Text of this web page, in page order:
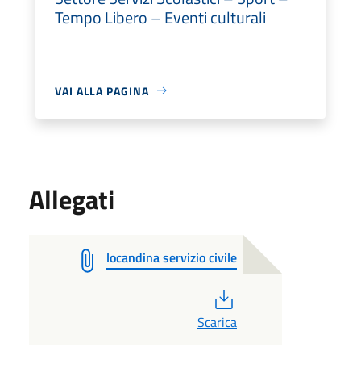
Tempo Libero – Eventi culturali
VAI ALLA PAGINA
Allegati
locandina servizio civile
Scarica